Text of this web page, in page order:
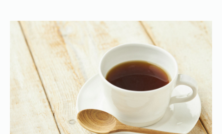
お〜いお茶
健康ミネラルむぎ茶
TULLY'S COFFEE
1日分の野菜
商品情報
お茶を知る・楽しむ
お茶を知る・楽しむ
お茶を楽しむ
お茶のいれ方
動画ギャラリー
体験・イベント
体験・イベント
見学・体験
工場見学
店舗・通販
店舗・通販
お客様相談室